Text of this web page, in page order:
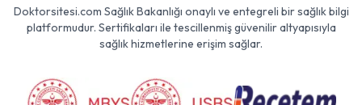
Doktorsitesi.com Sağlık Bakanlığı onaylı ve entegreli bir sağlık bilgi
platformudur. Sertifikaları ile tescillenmiş güvenilir altyapısıyla
sağlık hizmetlerine erişim sağlar.